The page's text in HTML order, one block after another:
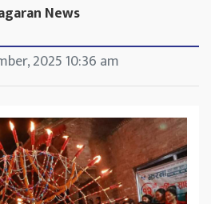
News
2025 10:36 am